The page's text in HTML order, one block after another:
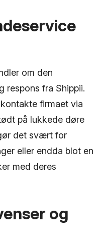
om den
respons fra Shippii.
firmaet via
på lukkede døre
det svært for
eller endda blot en
med deres
og